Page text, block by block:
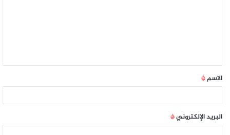
الاسم*
البريد الإلكتروني*